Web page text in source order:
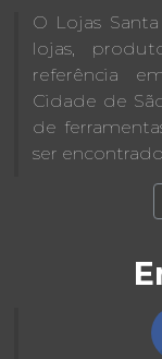
O Lojas
lojas,
referência
Cidade de
de
ser